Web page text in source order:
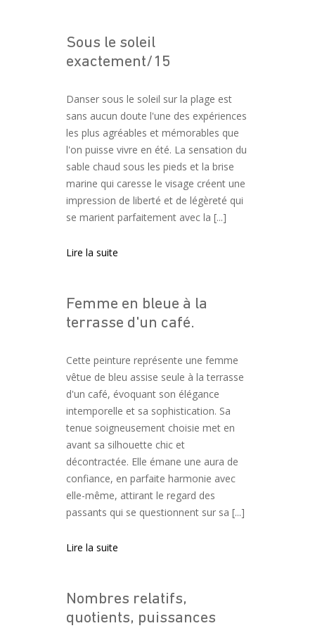
Sous le soleil
exactement/15
Danser sous le soleil sur la plage est
sans aucun doute l'une des expériences
les plus agréables et mémorables que
l'on puisse vivre en été. La sensation du
sable chaud sous les pieds et la brise
marine qui caresse le visage créent une
impression de liberté et de légèreté qui
se marient parfaitement avec la [...]
Lire la suite
Femme en bleue à la
terrasse d'un café.
Cette peinture représente une femme
vêtue de bleu assise seule à la terrasse
d'un café, évoquant son élégance
intemporelle et sa sophistication. Sa
tenue soigneusement choisie met en
avant sa silhouette chic et
décontractée. Elle émane une aura de
confiance, en parfaite harmonie avec
elle-même, attirant le regard des
passants qui se questionnent sur sa [...]
Lire la suite
Nombres relatifs,
quotients, puissances